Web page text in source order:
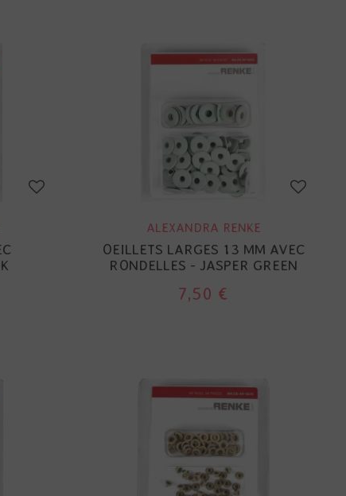
ALEXANDRA RENKE
OEILLETS LARGES 13 MM AVEC
RONDELLES - JASPER GREEN
7,50 €